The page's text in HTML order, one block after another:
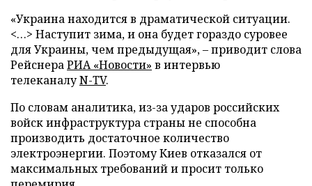
«Украина находится в драматической ситуации.
<…> Наступит зима, и она будет гораздо суровее
для Украины, чем предыдущая», – приводит слова
РейснераРИА «Новости» в интервью
телеканалуN-TV.
По словам аналитика, из-за ударов российских
войск инфраструктура страны не способна
производить достаточное количество
электроэнергии. Поэтому Киев отказался от
максимальных требований и просит только